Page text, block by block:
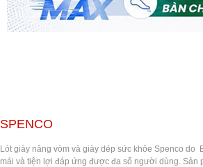
SPENCO
Lót giày nâng vòm và giày dép sức khỏe Spenco do
mái và tiện lợi đáp ứng được đa số người dùng. Sản